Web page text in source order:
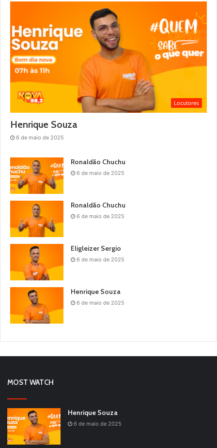
Locutores
Henrique Souza
6 de maio de 2025
Ronaldão Chuchu
6 de maio de 2025
Ronaldão Chuchu
6 de maio de 2025
Eligleizer Sergio
6 de maio de 2025
Henrique Souza
6 de maio de 2025
MOST WATCH
Henrique Souza
6 de maio de 2025